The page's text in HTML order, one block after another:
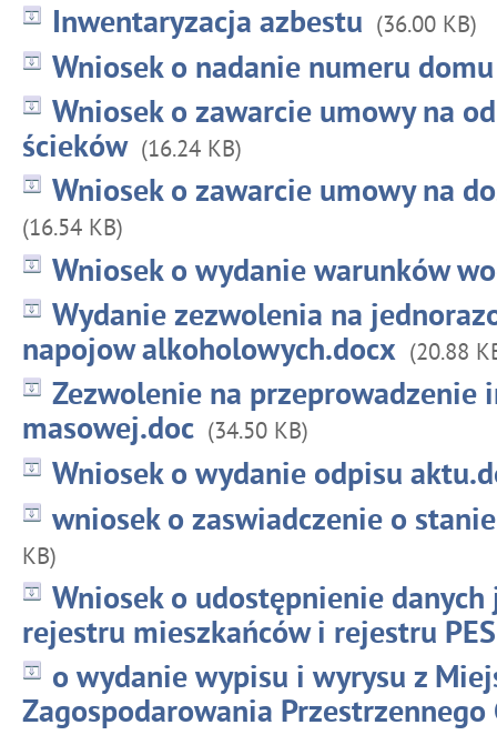
Inwentaryzacja azbestu (36.00 KB)
Wniosek o nadanie numeru domu
Wniosek o zawarcie umowy na
ścieków (16.24 KB)
Wniosek o zawarcie umowy na
(16.54 KB)
Wniosek o wydanie warunków
Wydanie zezwolenia na
napojow alkoholowych.docx (20.88
Zezwolenie na przeprowadzenie
masowej.doc (34.50 KB)
Wniosek o wydanie odpisu
wniosek o zaswiadczenie o
KB)
Wniosek o udostępnienie
rejestru mieszkańców i rejestru
o wydanie wypisu i wyrysu z
Zagospodarowania